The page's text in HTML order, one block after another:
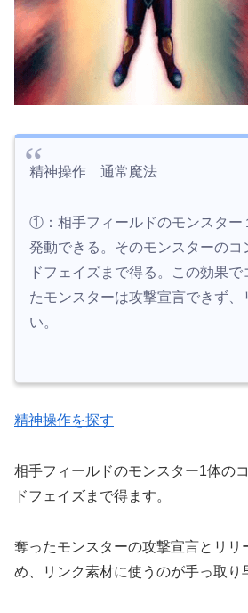
精神操作 通常魔法
①：相手フィールドのモンスター
発動できる。そのモンスターのコ
ドフェイズまで得る。この効果
たモンスターは攻撃宣言できず、
い。
精神操作を探す
相手フィールドのモンスター1体の
ドフェイズまで得ます。
奪ったモンスターの攻撃宣言とリリ
め、リンク素材に使うのが手っ取り